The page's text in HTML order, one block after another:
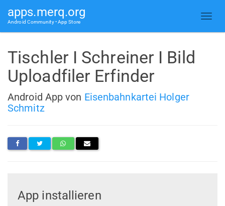
apps.merq.org
Android Community • App Store
Tischler I Schreiner I Bild
Uploadfiler Erfinder
Android App von Eisenbahnkartei Holger
Schmitz
App installieren